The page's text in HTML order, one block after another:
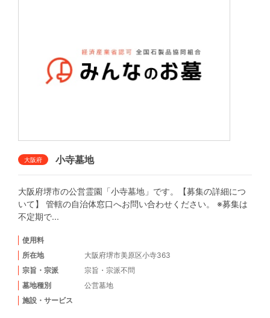
大阪府 小寺墓地
大阪府堺市の公営霊園「小寺墓地」です。【募集の詳細につ
いて】 管轄の自治体窓口へお問い合わせください。 ※募集は
不定期で...
使用料
所在地
大阪府堺市美原区小寺363
宗旨・宗派
宗旨・宗派不問
墓地種別
公営墓地
施設・サービス